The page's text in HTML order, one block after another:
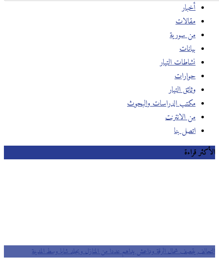
أخبار
مقالات
من سورية
بيانات
نشاطات التيار
حوارات
وثائق التيار
مكتب الدراسات والبحوث
من الانترنت
اتصل بنا
الأكثر قراءة
التحالف يقصف شمال الرقة وداعش يداهم عددا من المنازل ويجلد شابا وسط المدينة